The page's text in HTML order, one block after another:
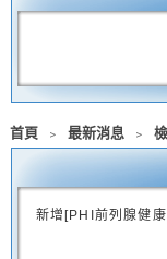
首頁 ﹥ 最新消息 ﹥
新增[PHI前列腺健